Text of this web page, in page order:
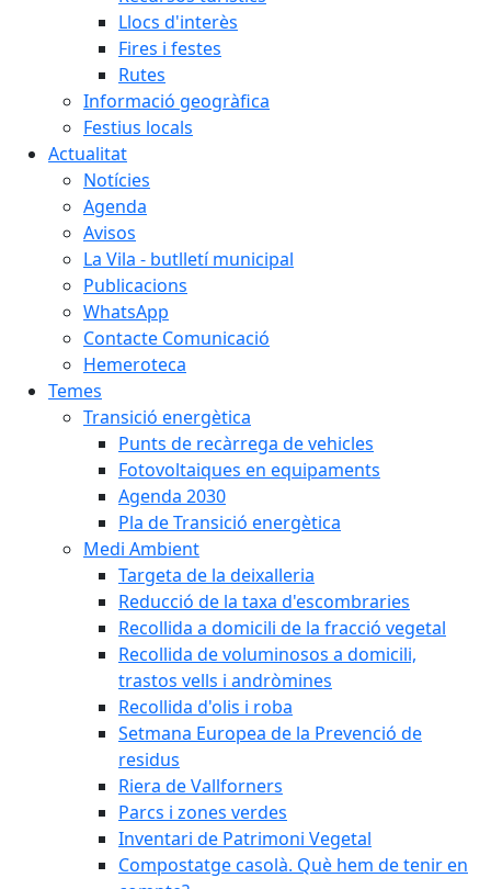
Llocs d'interès
Fires i festes
Rutes
Informació geogràfica
Festius locals
Actualitat
Notícies
Agenda
Avisos
La Vila - butlletí municipal
Publicacions
WhatsApp
Contacte Comunicació
Hemeroteca
Temes
Transició energètica
Punts de recàrrega de vehicles
Fotovoltaiques en equipaments
Agenda 2030
Pla de Transició energètica
Medi Ambient
Targeta de la deixalleria
Reducció de la taxa d'escombraries
Recollida a domicili de la fracció vegetal
Recollida de voluminosos a domicili,
trastos vells i andròmines
Recollida d'olis i roba
Setmana Europea de la Prevenció de
residus
Riera de Vallforners
Parcs i zones verdes
Inventari de Patrimoni Vegetal
Compostatge casolà. Què hem de tenir en